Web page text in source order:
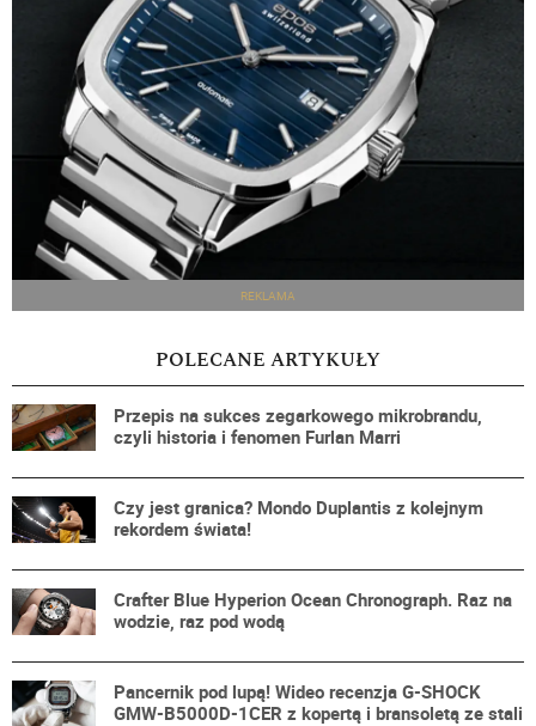
REKLAMA
POLECANE ARTYKUŁY
Przepis na sukces zegarkowego mikrobrandu,
czyli historia i fenomen Furlan Marri
Czy jest granica? Mondo Duplantis z kolejnym
rekordem świata!
Crafter Blue Hyperion Ocean Chronograph. Raz na
wodzie, raz pod wodą
Pancernik pod lupą! Wideo recenzja G-SHOCK
GMW-B5000D-1CER z kopertą i bransoletą ze stali